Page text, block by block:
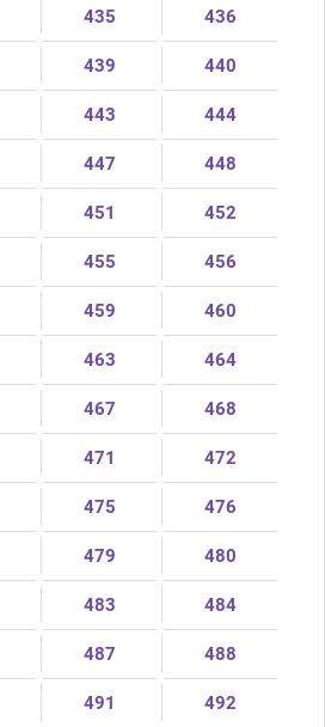
435 436
439 440
443 444
447 448
451 452
455 456
459 460
463 464
467 468
471 472
475 476
479 480
483 484
487 488
491 492